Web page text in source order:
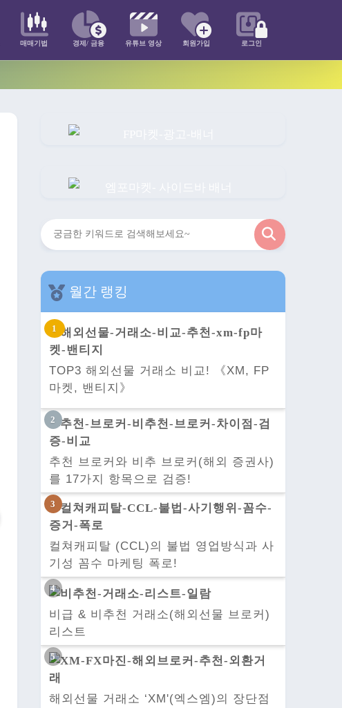
매매기법 경제/ 금융 유튜브 영상 회원가입 로그인
검
월간 랭킹
TOP3 해외선물 거래소 비교! 《XM, FP
마켓, 밴티지》
추천 브로커와 비추 브로커(해외 증권사)
를 17가지 항목으로 검증!
컬쳐캐피탈 (CCL)의 불법 영업방식과 사
기성 꼼수 마케팅 폭로!
비급 & 비추천 거래소(해외선물 브로커)
리스트
해외선물 거래소 ‘XM'(엑스엠)의 장단점